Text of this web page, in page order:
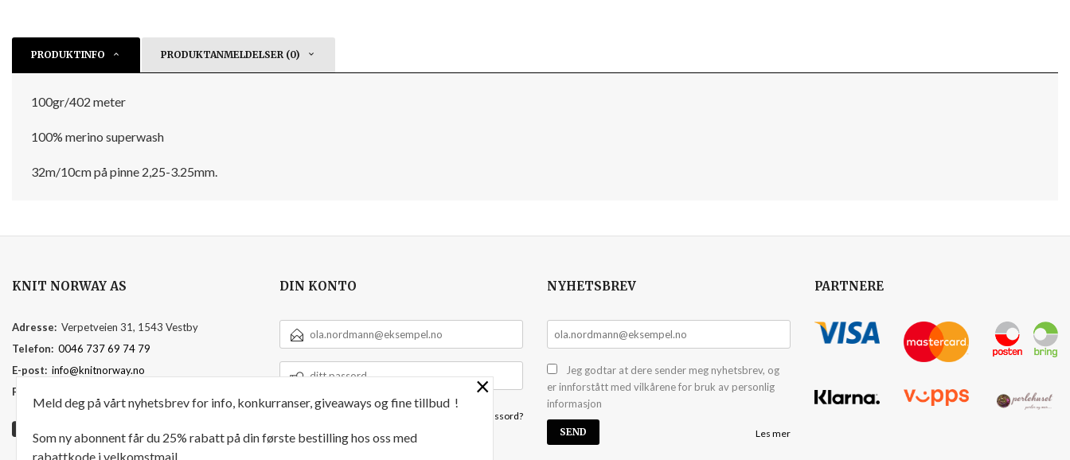
PRODUKTINFO PRODUKTANMELDELSER (0)
100gr/402 meter
100% merino superwash
32m/10cm på pinne 2,25-3.25mm.
KNIT NORWAY AS
Adresse: Verpetveien 31, 1543 Vestby
Telefon: 0046 737 69 74 79
E-post: info@knitnorway.no
Foretaksregisteret:
DIN KONTO
POSTADRESSE
Glemt passord?
NYHETSBREV
Jeg godtar at dere sender meg nyhetsbrev, og
er innforstått med vilkårene for bruk av personlig
informasjon
Les mer
PARTNERE
×
Meld deg på vårt nyhetsbrev for info, konkurranser, giveaways og fine tillbud !
Som ny abonnent får du 25% rabatt på din første bestilling hos oss med
rabattkode i velkomstmail